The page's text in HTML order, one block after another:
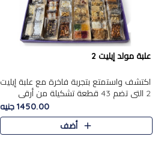
علبة مولد إيليت 2
اكتشف واستمتع بتجربة فاخرة مع علبة إيليت
2 التي تضم 43 قطعة تشكيلة من أرقى
حلويات المولد الشرقية المصرية الأصيلة
,معروضة بشكل جميل في علبة أ..
1450.00 جنيه
أضف